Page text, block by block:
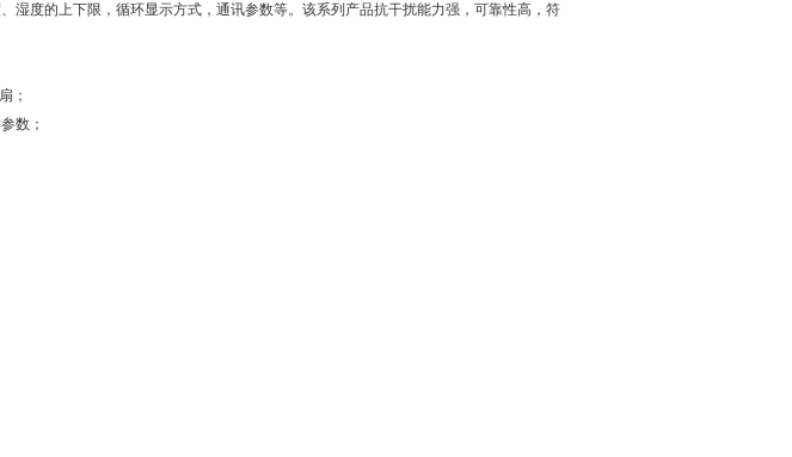
湿度的上下限，循环显示方式，通讯参数等。该系列产品抗干扰能力强，可靠性高，符
；
数；